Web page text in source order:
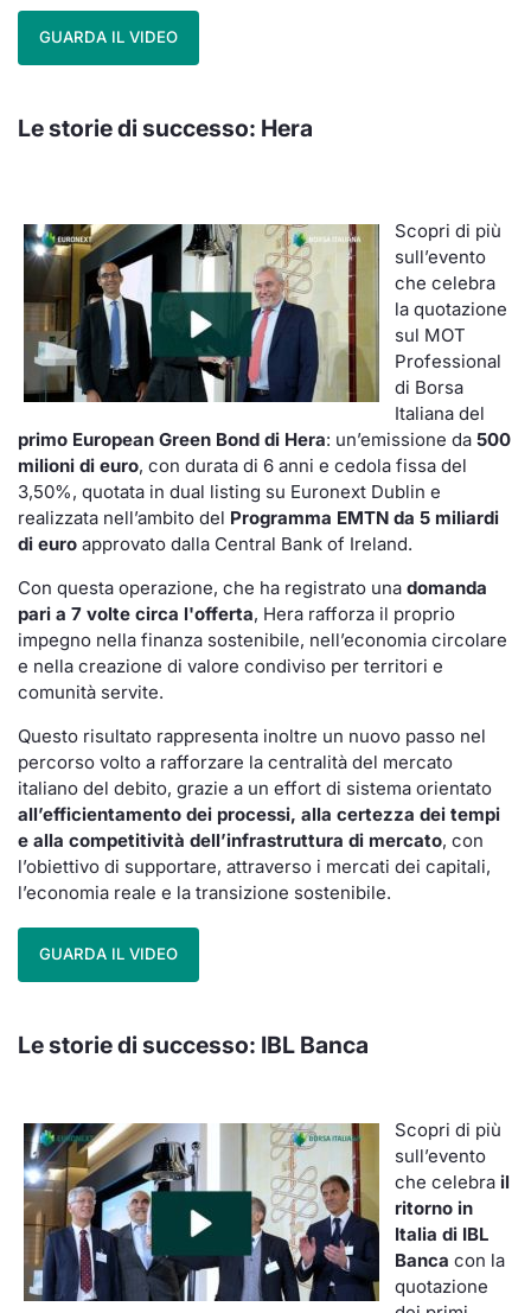
GUARDA IL VIDEO
Le storie di successo: Hera
Scopri di più
sull’evento
che celebra
la quotazione
sul MOT
Professional
di Borsa
Italiana del
primo European Green Bond di Hera: un’emissione da 500
milioni di euro, con durata di 6 anni e cedola fissa del
3,50%, quotata in dual listing su Euronext Dublin e
realizzata nell’ambito del Programma EMTN da 5 miliardi
di euro approvato dalla Central Bank of Ireland.
Con questa operazione, che ha registrato una domanda
pari a 7 volte circa l'offerta, Hera rafforza il proprio
impegno nella finanza sostenibile, nell’economia circolare
e nella creazione di valore condiviso per territori e
comunità servite.
Questo risultato rappresenta inoltre un nuovo passo nel
percorso volto a rafforzare la centralità del mercato
italiano del debito, grazie a un effort di sistema orientato
all’efficientamento dei processi, alla certezza dei tempi
e alla competitività dell’infrastruttura di mercato, con
l’obiettivo di supportare, attraverso i mercati dei capitali,
l’economia reale e la transizione sostenibile.
GUARDA IL VIDEO
Le storie di successo: IBL Banca
Scopri di più
sull’evento
che celebra il
ritorno in
Italia di IBL
Banca con la
quotazione